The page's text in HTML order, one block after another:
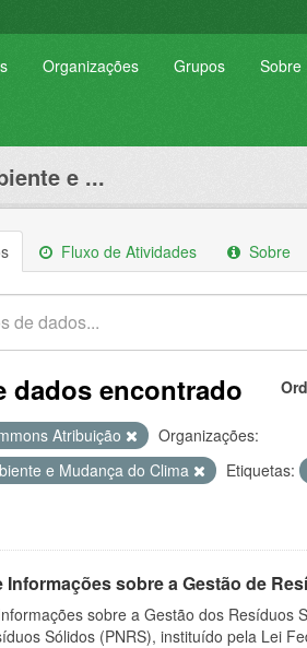
Organizações Grupos Sobre
e ...
Fluxo de Atividades Sobre
dados encontrado
Atribuição
Organizações:
e Mudança do Clima
Etiquetas:
sobre a Gestão de
sobre a Gestão dos Resíduos
Sólidos (PNRS), instituído pela Lei